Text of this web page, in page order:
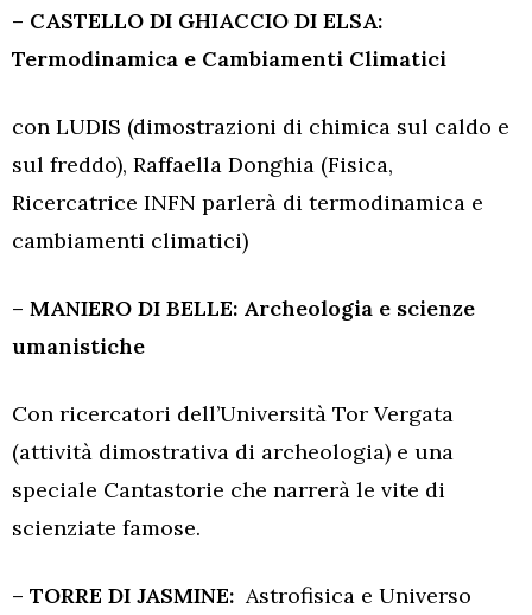
– CASTELLO DI GHIACCIO DI ELSA:
Termodinamica e Cambiamenti Climatici
con LUDIS (dimostrazioni di chimica sul caldo e
sul freddo), Raffaella Donghia (Fisica,
Ricercatrice INFN parlerà di termodinamica e
cambiamenti climatici)
– MANIERO DI BELLE: Archeologia e scienze
umanistiche
Con ricercatori dell’Università Tor Vergata
(attività dimostrativa di archeologia) e una
speciale Cantastorie che narrerà le vite di
scienziate famose.
– TORRE DI JASMINE: Astrofisica e Universo